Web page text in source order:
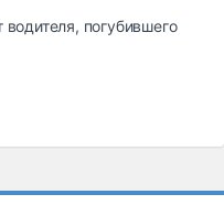
погубившего